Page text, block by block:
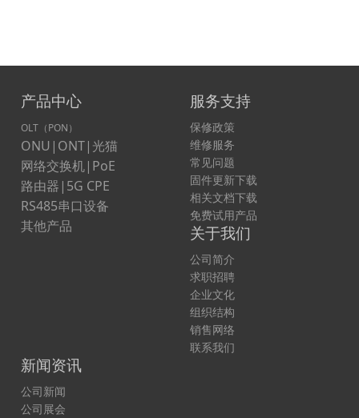
产品中心
OLT（PON）
ONU|ONT|光猫
网络交换机|PoE
路由器|5G CPE
RS485串口设备
其他产品
服务支持
保修政策
维修服务
常见问题
固件更新下载
相关文档下载
免费试用产品
关于我们
公司简介
求职招聘
企业文化
组织结构
销售网络
联系我们
新闻资讯
公司新闻
公司展会